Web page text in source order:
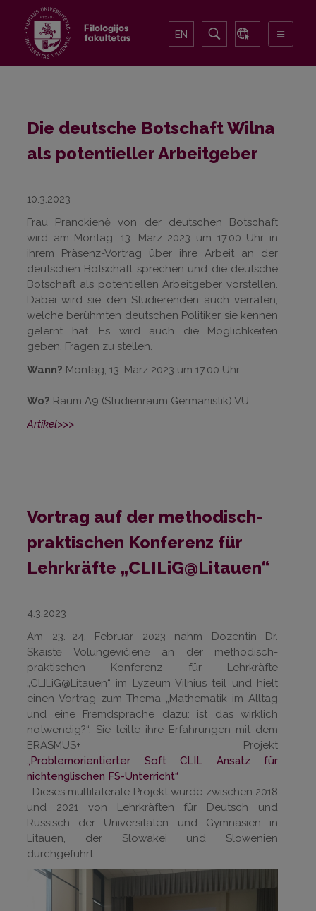
EN
Die deutsche Botschaft Wilna
als potentieller Arbeitgeber
10.3.2023
Frau Pranckienė von der deutschen Botschaft
wird am Montag, 13. März 2023 um 17.00 Uhr in
ihrem Präsenz-Vortrag über ihre Arbeit an der
deutschen Botschaft sprechen und die deutsche
Botschaft als potentiellen Arbeitgeber vorstellen.
Dabei wird sie den Studierenden auch verraten,
welche berühmten deutschen Politiker sie kennen
gelernt hat. Es wird auch die Möglichkeiten
geben, Fragen zu stellen.
Wann? Montag, 13. März 2023 um 17.00 Uhr
Wo? Raum A9 (Studienraum Germanistik) VU
Artikel>>>
Vortrag auf der methodisch-
praktischen Konferenz für
Lehrkräfte „CLILiG@Litauen“
4.3.2023
Am 23.–24. Februar 2023 nahm Dozentin Dr.
Skaistė Volungevičienė an der methodisch-
praktischen Konferenz für Lehrkräfte
„CLILiG@Litauen“ im Lyzeum Vilnius teil und hielt
einen Vortrag zum Thema „Mathematik im Alltag
und eine Fremdsprache dazu: ist das wirklich
notwendig?“. Sie teilte ihre Erfahrungen mit dem
ERASMUS+ Projekt
„Problemorientierter Soft CLIL Ansatz für
nichtenglischen FS-Unterricht“
. Dieses multilaterale Projekt wurde zwischen 2018
und 2021 von Lehrkräften für Deutsch und
Russisch der Universitäten und Gymnasien in
Litauen, der Slowakei und Slowenien
durchgeführt.